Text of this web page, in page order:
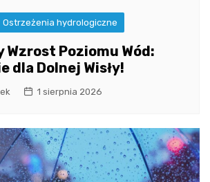
Ostrzeżenia hydrologiczne
Wzrost Poziomu Wód:
dla Dolnej Wisły!
1 sierpnia 2026